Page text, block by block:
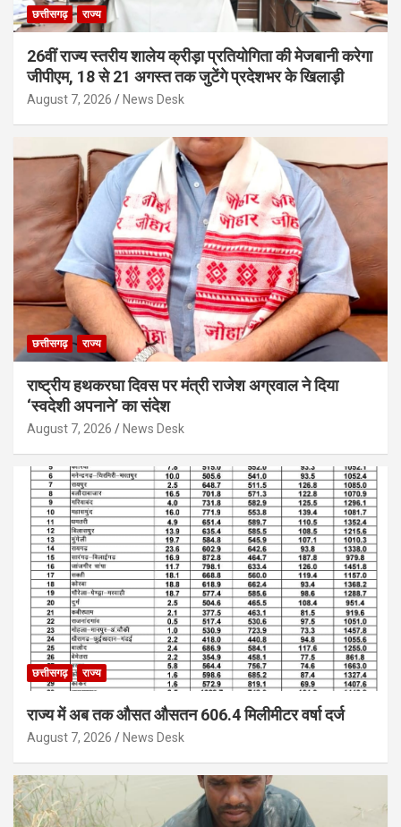
छत्तीसगढ़ राज्य
26वीं राज्य स्तरीय शालेय क्रीड़ा प्रतियोगिता की मेजबानी करेगा
जीपीएम, 18 से 21 अगस्त तक जुटेंगे प्रदेशभर के खिलाड़ी
August 7, 2026 News Desk
छत्तीसगढ़ राज्य
राष्ट्रीय हथकरघा दिवस पर मंत्री राजेश अग्रवाल ने दिया
‘स्वदेशी अपनाने’ का संदेश
August 7, 2026 News Desk
छत्तीसगढ़ राज्य
राज्य में अब तक औसत औसतन 606.4 मिलीमीटर वर्षा दर्ज
August 7, 2026 News Desk